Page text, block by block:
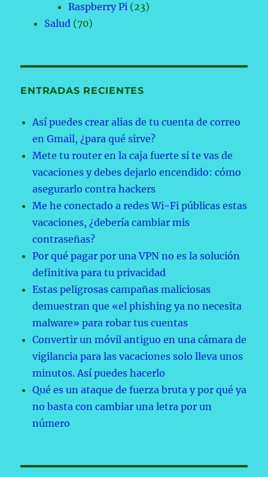
Raspberry Pi (23)
Salud (70)
ENTRADAS RECIENTES
Así puedes crear alias de tu cuenta de correo
en Gmail, ¿para qué sirve?
Mete tu router en la caja fuerte si te vas de
vacaciones y debes dejarlo encendido: cómo
asegurarlo contra hackers
Me he conectado a redes Wi-Fi públicas estas
vacaciones, ¿debería cambiar mis
contraseñas?
Por qué pagar por una VPN no es la solución
definitiva para tu privacidad
Estas peligrosas campañas maliciosas
demuestran que «el phishing ya no necesita
malware» para robar tus cuentas
Convertir un móvil antiguo en una cámara de
vigilancia para las vacaciones solo lleva unos
minutos. Así puedes hacerlo
Qué es un ataque de fuerza bruta y por qué ya
no basta con cambiar una letra por un
número